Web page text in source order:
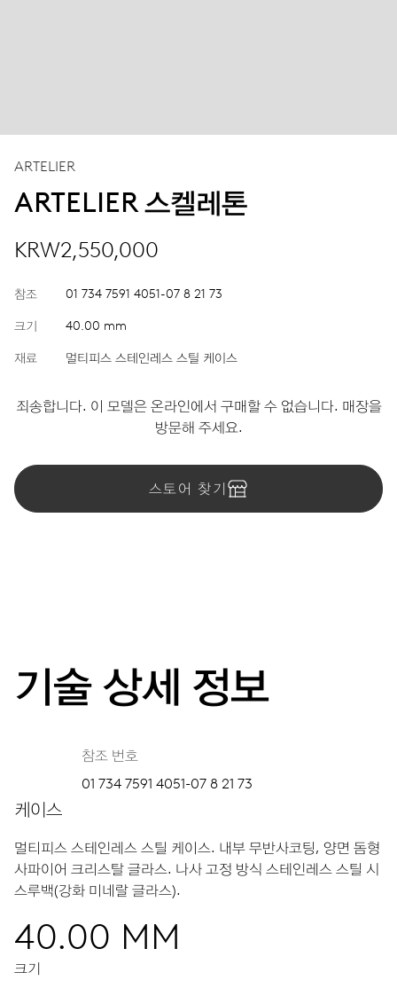
ARTELIER
ARTELIER 스켈레톤
KRW2,550,000
참조 01 734 7591 4051-07 8 21 73
크기 40.00 mm
재료 멀티피스 스테인레스 스틸 케이스
죄송합니다. 이 모델은 온라인에서 구매할 수 없습니다. 매장을
방문해 주세요.
스토어 찾기
기술 상세 정보
참조 번호
01 734 7591 4051-07 8 21 73
케이스
멀티피스 스테인레스 스틸 케이스. 내부 무반사코팅, 양면 돔형
사파이어 크리스탈 글라스. 나사 고정 방식 스테인레스 스틸 시
스루백(강화 미네랄 글라스).
40.00 MM
크기